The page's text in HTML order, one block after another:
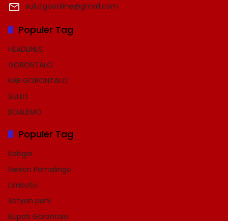
sulutgoonline@gmail.com
Populer Tag
HEADLINES
GORONTALO
KAB GORONTALO
SULUT
BOALEMO
Populer Tag
Kabgor
Nelson Pomalingo
Limboto
Sofyan puhi
Bupati Gorontalo